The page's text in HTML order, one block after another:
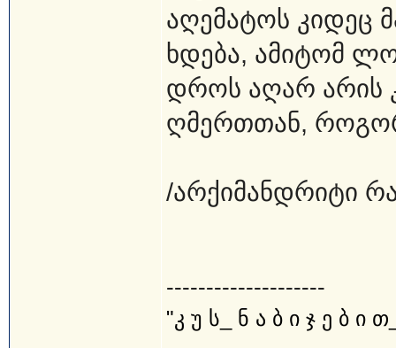
აღემატოს კიდეც
ხდება, ამიტომ
დროს აღარ არის
ღმერთთან,
/არქიმანდრიტი
--------------------
"კ უ ს_ ნ ა ბ ი ჯ ე ბ ი